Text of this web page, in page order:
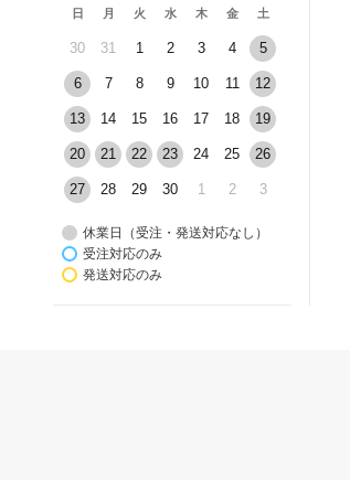
日 月 火 水 木 金 土
30 31 1 2 3 4 5
6 7 8 9 10 11 12
13 14 15 16 17 18 19
20 21 22 23 24 25 26
27 28 29 30 1 2 3
休業日（受注・発送対応なし）
受注対応のみ
発送対応のみ